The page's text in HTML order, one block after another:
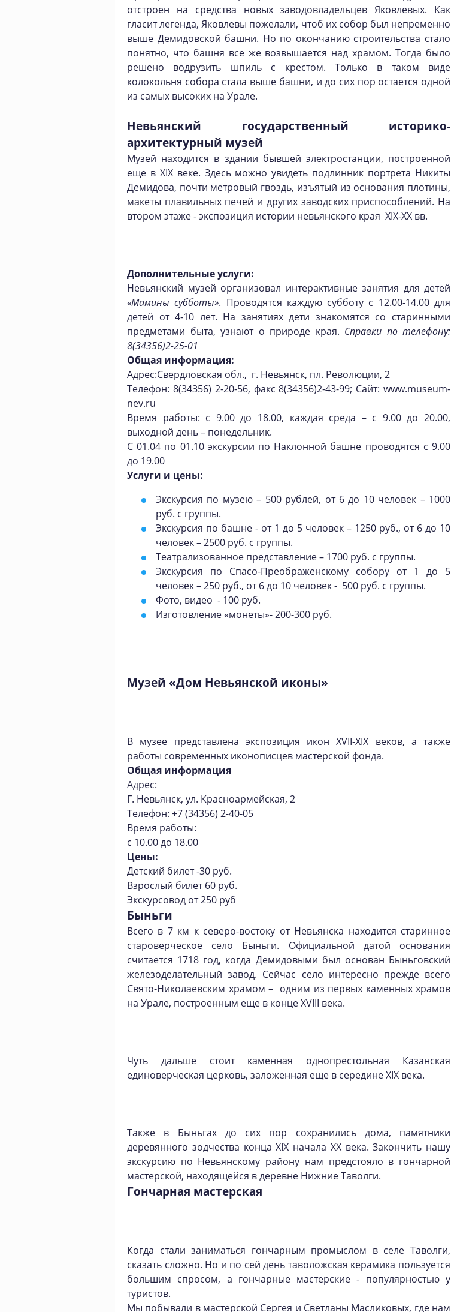
отстроен на средства новых заводовладельцев Яковлевых. Как
гласит легенда, Яковлевы пожелали, чтоб их собор был непременно
выше Демидовской башни. Но по окончанию строительства стало
понятно, что башня все же возвышается над храмом. Тогда было
решено водрузить шпиль с крестом. Только в таком виде
колокольня собора стала выше башни, и до сих пор остается одной
из самых высоких на Урале.
Невьянский государственный историко-
архитектурный музей
Музей находится в здании бывшей электростанции, построенной
еще в XIX веке. Здесь можно увидеть подлинник портрета Никиты
Демидова, почти метровый гвоздь, изъятый из основания плотины,
макеты плавильных печей и других заводских приспособлений. На
втором этаже - экспозиция истории невьянского края XIX-XX вв.
Дополнительные услуги:
Невьянский музей организовал интерактивные занятия для детей
«Мамины субботы». Проводятся каждую субботу с 12.00-14.00 для
детей от 4-10 лет. На занятиях дети знакомятся со старинными
предметами быта, узнают о природе края. Справки по телефону:
8(34356)2-25-01
Общая информация:
Адрес:Свердловская обл., г. Невьянск, пл. Революции, 2
Телефон: 8(34356) 2-20-56, факс 8(34356)2-43-99; Сайт: www.museum-
nev.ru
Время работы: с 9.00 до 18.00, каждая среда – с 9.00 до 20.00,
выходной день – понедельник.
С 01.04 по 01.10 экскурсии по Наклонной башне проводятся с 9.00
до 19.00
Услуги и цены:
Экскурсия по музею – 500 рублей, от 6 до 10 человек – 1000
руб. с группы.
Экскурсия по башне - от 1 до 5 человек – 1250 руб., от 6 до 10
человек – 2500 руб. с группы.
Театрализованное представление – 1700 руб. с группы.
Экскурсия по Спасо-Преображенскому собору от 1 до 5
человек – 250 руб., от 6 до 10 человек - 500 руб. с группы.
Фото, видео - 100 руб.
Изготовление «монеты»- 200-300 руб.
Музей «Дом Невьянской иконы»
В музее представлена экспозиция икон XVII-XIX веков, а также
работы современных иконописцев мастерской фонда.
Общая информация
Адрес:
Г. Невьянск, ул. Красноармейская, 2
Телефон: +7 (34356) 2-40-05
Время работы:
с 10.00 до 18.00
Цены:
Детский билет -30 руб.
Взрослый билет 60 руб.
Экскурсовод от 250 руб
Быньги
Всего в 7 км к северо-востоку от Невьянска находится старинное
староверческое село Быньги. Официальной датой основания
считается 1718 год, когда Демидовыми был основан Быньговский
железоделательный завод. Сейчас село интересно прежде всего
Свято-Николаевским храмом – одним из первых каменных храмов
на Урале, построенным еще в конце XVIII века.
Чуть дальше стоит каменная однопрестольная Казанская
единоверческая церковь, заложенная еще в середине XIX века.
Также в Быньгах до сих пор сохранились дома, памятники
деревянного зодчества конца XIX начала XX века. Закончить нашу
экскурсию по Невьянскому району нам предстояло в гончарной
мастерской, находящейся в деревне Нижние Таволги.
Гончарная мастерская
Когда стали заниматься гончарным промыслом в селе Таволги,
сказать сложно. Но и по сей день таволожская керамика пользуется
большим спросом, а гончарные мастерские - популярностью у
туристов.
Мы побывали в мастерской Сергея и Светланы Масликовых, где нам